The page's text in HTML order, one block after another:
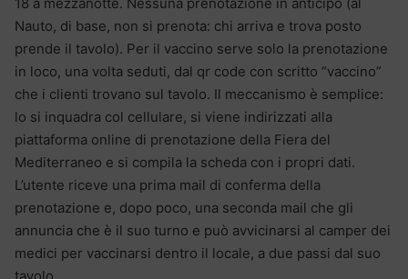
Nauto, di base, non si prenota: chi arriva e trova posto
prende il tavolo). Per il vaccino serve solo la prenotazione
in loco, una volta seduti, dal qr code con scritto “vaccino”
che i clienti trovano sul tavolo. Il meccanismo è semplice:
lo si inquadra col cellulare, si viene indirizzati alla
piattaforma online di prenotazione della Fiera del
Mediterraneo e si compila la scheda con i propri dati.
L’utente riceve una prima mail di conferma della
prenotazione e, dopo poco, una seconda mail che gli
annuncia che è il suo turno e può avvicinarsi al camper dei
medici per vaccinarsi dentro il locale, a due passi dal suo
tavolo.